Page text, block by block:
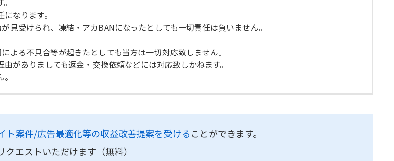
なります。
見受けられ、凍結・アカBANになったとしても一切責任は負いません。
よる不具合等が起きたとしても当方は一切対応致しません。
がありましても返金・交換依頼などには対応致しかねます。
ト案件/広告最適化等の収益改善提案を受ける ことができます。
エストいただけます（無料）